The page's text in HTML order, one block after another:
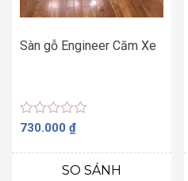
Sàn gỗ Engineer Căm Xe
Được
hạng
730.000 ₫
SO SÁNH